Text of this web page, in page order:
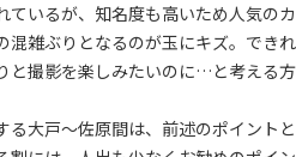
ているが、知名度も高いため人気のカ
混雑ぶりとなるのが玉にキズ。できれ
と撮影を楽しみたいのに…と考える方
る大戸～佐原間は、前述のポイントと